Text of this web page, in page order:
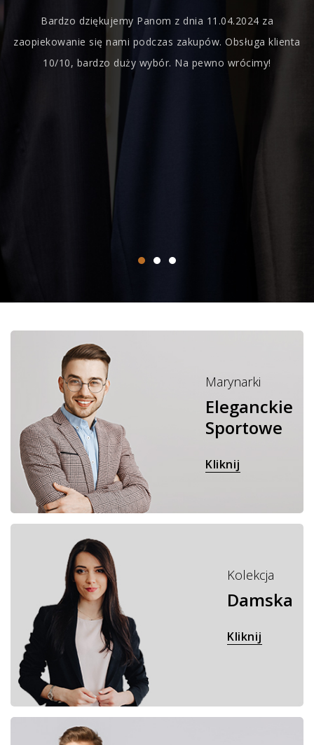
Bardzo dziękujemy Panom z dnia 11.04.2024 za
zaopiekowanie się nami podczas zakupów. Obsługa klienta
10/10, bardzo duży wybór. Na pewno wrócimy!
Marynarki
Eleganckie
Sportowe
Kliknij
Kolekcja
Damska
Kliknij